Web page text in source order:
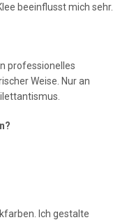
beeinflusst mich sehr.
professionelles
Weise. Nur an
Ich gestalte